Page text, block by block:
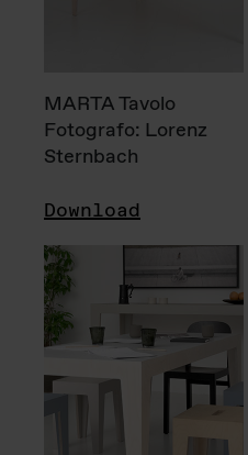
MARTA Tavolo
Fotografo: Lorenz
Sternbach
Download